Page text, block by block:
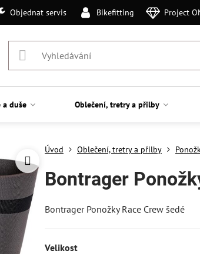
Objednat servis Bikefitting Project
a duše Oblečení, tretry a přilby
Úvod Oblečení, tretry a přilby
Bontrager
Bontrager Ponožky Race Crew šedé
Velikost